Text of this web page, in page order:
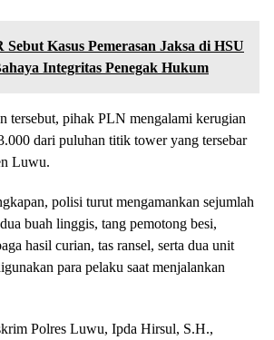
Sebut Kasus Pemerasan Jaksa di HSU
Integritas Penegak Hukum
tersebut, pihak PLN mengalami kerugian
dari puluhan titik tower yang tersebar
Luwu.
polisi turut mengamankan sejumlah
buah linggis, tang pemotong besi,
hasil curian, tas ransel, serta dua unit
para pelaku saat menjalankan
Polres Luwu, Ipda Hirsul, S.H.,